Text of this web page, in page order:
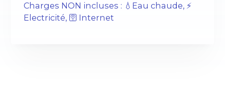
Charges NON incluses : 💧Eau chaude, ⚡️
Electricité, 🛜 Internet